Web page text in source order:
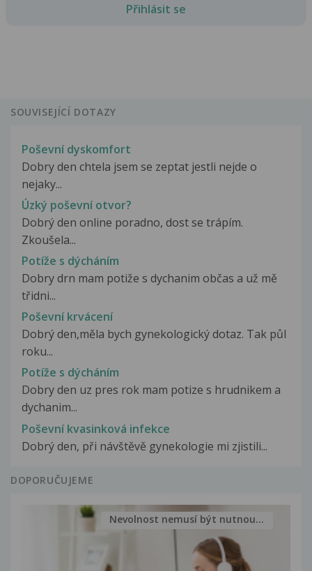
Přihlásit se
SOUVISEJÍCÍ DOTAZY
Poševní dyskomfort
Dobry den chtela jsem se zeptat jestli nejde o
nejaky...
Úzký poševní otvor?
Dobrý den online poradno, dost se trápím.
Zkoušela...
Potíže s dýcháním
Dobry drn mam potiže s dychanim občas a už mě
třidni...
Poševní krvácení
Dobrý den,měla bych gynekologický dotaz. Tak půl
roku...
Potíže s dýcháním
Dobry den uz pres rok mam potize s hrudnikem a
dychanim...
Poševní kvasinková infekce
Dobrý den, při návštěvě gynekologie mi zjistili...
DOPORUČUJEME
Nevolnost nemusí být nutnou...